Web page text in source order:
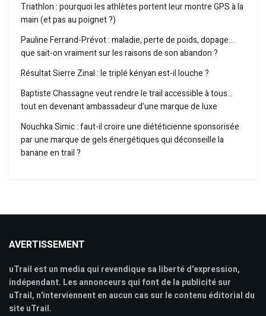
Triathlon : pourquoi les athlètes portent leur montre GPS à la
main (et pas au poignet ?)
Pauline Ferrand-Prévot : maladie, perte de poids, dopage…
que sait-on vraiment sur les raisons de son abandon ?
Résultat Sierre Zinal : le triplé kényan est-il louche ?
Baptiste Chassagne veut rendre le trail accessible à tous…
tout en devenant ambassadeur d’une marque de luxe
Nouchka Simic : faut-il croire une diététicienne sponsorisée
par une marque de gels énergétiques qui déconseille la
banane en trail ?
AVERTISSEMENT
uTrail est un media qui revendique sa liberté d'expression,
indépendant. Les annonceurs qui font de la publicité sur
uTrail, n'interviennent en aucun cas sur le contenu éditorial du
site uTrail.